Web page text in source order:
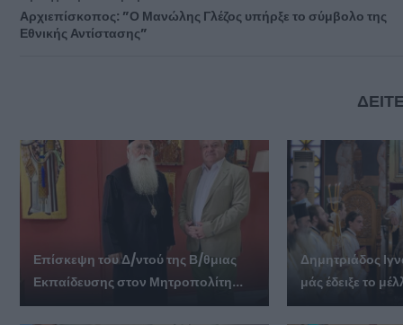
Αρχιεπίσκοπος: ”Ο Μανώλης Γλέζος υπήρξε το σύμβολο της
Εθνικής Αντίστασης”
Επίσκεψη του Δ/ντού της Β/θμιας
Εκπαίδευσης στον Μητροπολίτη...
Δημητριάδος
μάς έδειξε το